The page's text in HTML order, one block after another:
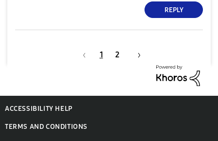
REPLY
1 2
ACCESSIBILITY HELP
TERMS AND CONDITIONS